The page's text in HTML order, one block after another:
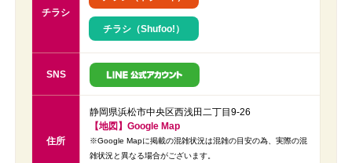
チラシ
チラシ（Shufoo!）
SNS
住所
静岡県浜松市中央区西浅田二丁目9-26
【地図】Google Map
※Google Mapに掲載の混雑状況は混雑の目安の為、実際の混
雑状況と異なる場合がございます。